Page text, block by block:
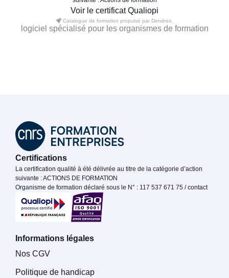
Voir le certificat Qualiopi
Catalogue de formation propulsé par Dendreo,
logiciel spécialisé pour les organismes de formation
Certifications
La certification qualité à été délivrée au titre de la catégorie d’action
suivante : ACTIONS DE FORMATION
Organisme de formation déclaré sous le N° : 117 537 671 75 / contact
Informations légales
Nos CGV
Politique de handicap